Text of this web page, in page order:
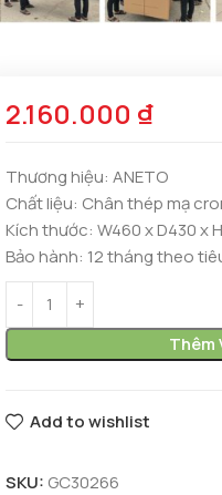
2.160.000 ₫
Thương hiệu: ANETO
Chất liệu: Chân thép mạ
Kích thước: W460 x D430 x
Bảo hành: 12 tháng theo
Thêm
Add to wishlist
SKU: GC30266